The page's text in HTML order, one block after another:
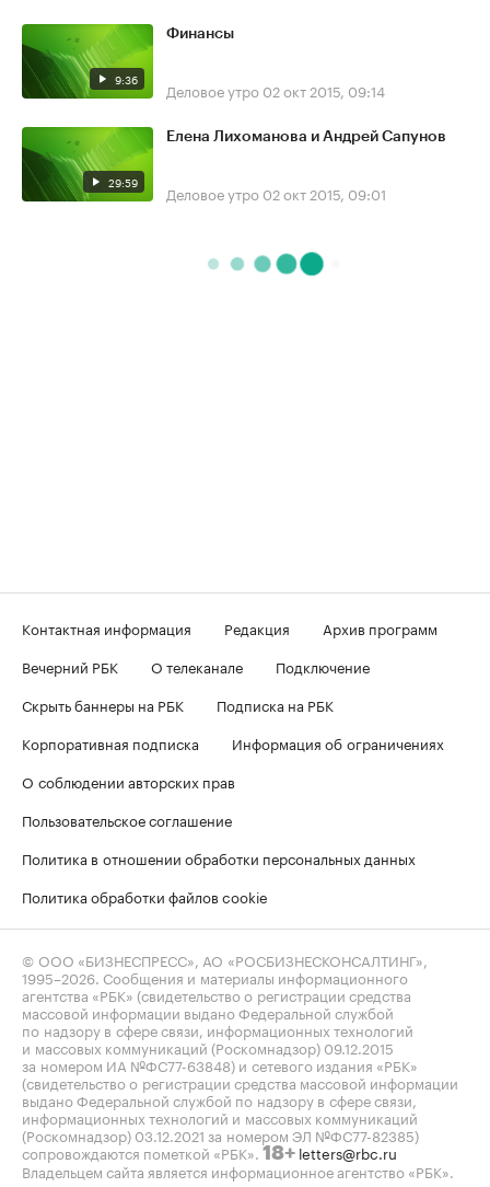
9:36
Финансы
Деловое утро 02 окт 2015, 09:14
29:59
Елена Лихоманова и Андрей Сапунов
Деловое утро 02 окт 2015, 09:01
Контактная информация Редакция
Архив программ
Вечерний РБК
О телеканале
Подключение
Скрыть баннеры на РБК
Подписка на РБК
Корпоративная подписка
Информация об ограничениях
О соблюдении авторских прав
Пользовательское соглашение
Политика в отношении обработки персональных данных
Политика обработки файлов cookie
© ООО «БИЗНЕСПРЕСС», АО «РОСБИЗНЕСКОНСАЛТИНГ»,
1995–2026 . Сообщения и материалы информационного
агентства «РБК» (свидетельство о регистрации средства
массовой информации выдано Федеральной службой
по надзору в сфере связи, информационных технологий
и массовых коммуникаций (Роскомнадзор) 09.12.2015
за номером ИА №ФС77-63848) и сетевого издания «РБК»
(свидетельство о регистрации средства массовой информации
выдано Федеральной службой по надзору в сфере связи,
информационных технологий и массовых коммуникаций
(Роскомнадзор) 03.12.2021 за номером ЭЛ №ФС77-82385)
сопровождаются пометкой «РБК». 18+ letters@rbc.ru
Владельцем сайта является информационное агентство «РБК».